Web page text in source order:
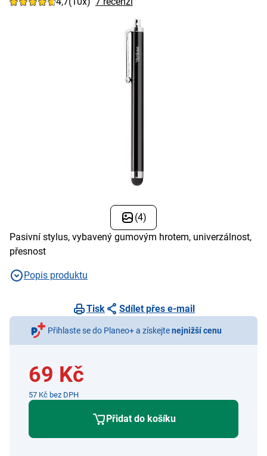
(4)
Pasivní stylus, vybavený gumovým hrotem, univerzálnost,
přesnost
Popis produktu
Tisk Sdílet přes e-mail
Přihlaste se do Planeo+ a získejtenejnižší cenu
69 Kč
57 Kč bez DPH
Přidat do košíku